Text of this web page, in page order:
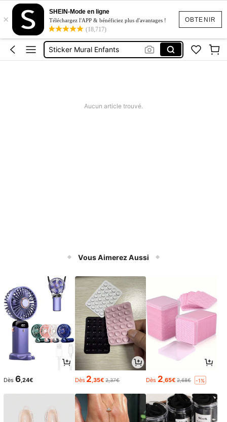
OBTENIR
×
SHEIN-Mode en ligne
Téléchargez l'APP & bénéficiez plus d'avantages !
(18,717)
Decoration Chambre Fille
Stickers Chambre Fille
Sticker Mural Enfants
Aucun article trouvé.
Vous Aimerez Aussi
Dès 6,24€ Dès 2 ,35€ 2,37€ Dès 2 ,65€ 2,68€ -1%